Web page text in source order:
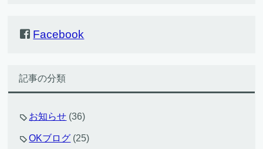
Facebook
記事の分類
お知らせ (36)
OKブログ (25)